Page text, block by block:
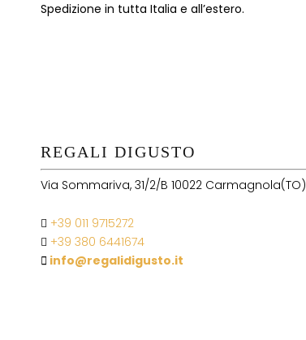
Spedizione in tutta Italia e all’estero.
REGALI DIGUSTO
Via Sommariva, 31/2/B 10022 Carmagnola(TO)
+39 011 9715272
+39 380 6441674
info@regalidigusto.it